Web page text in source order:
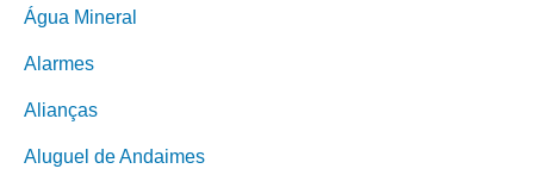
Água Mineral
Alarmes
Alianças
Aluguel de Andaimes